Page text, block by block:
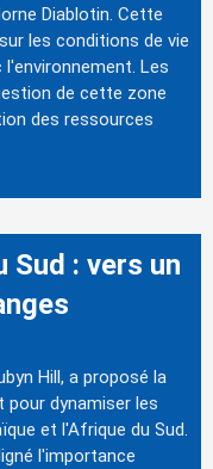
Diablotin. Cette
les conditions de vie
Les
de cette zone
des ressources
: vers un
Hill, a proposé la
dynamiser les
et l'Afrique du Sud.
l'importance